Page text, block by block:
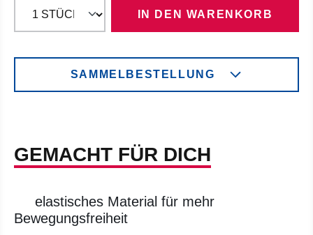
IN DEN WARENKORB
SAMMELBESTELLUNG
GEMACHT FÜR DICH
elastisches Material für mehr
Bewegungsfreiheit